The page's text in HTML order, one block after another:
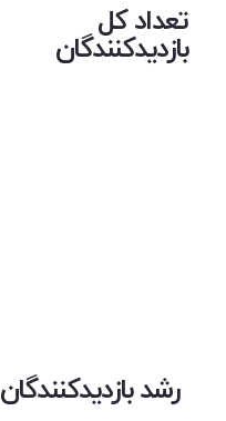
تعداد کل
بازدیدکنندگان
رشد بازدیدکنندگان